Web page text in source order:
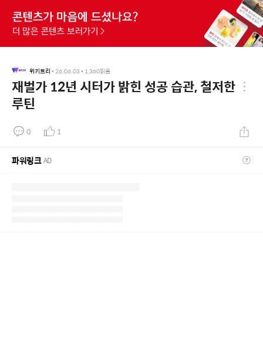
위키트리 • 26.06.03• 1,360읽음
재벌가 12년 시터가 밝힌 성공 습관, 철저한
루틴
0 1
파워링크AD